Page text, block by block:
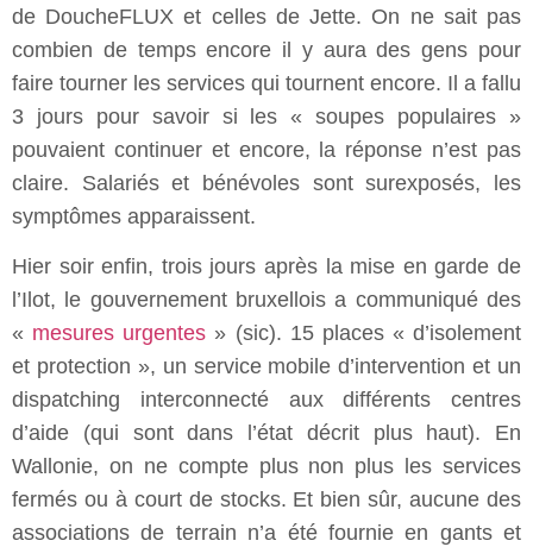
de DoucheFLUX et celles de Jette. On ne sait pas
combien de temps encore il y aura des gens pour
faire tourner les services qui tournent encore. Il a fallu
3 jours pour savoir si les « soupes populaires »
pouvaient continuer et encore, la réponse n’est pas
claire. Salariés et bénévoles sont surexposés, les
symptômes apparaissent.
Hier soir enfin, trois jours après la mise en garde de
l’Ilot, le gouvernement bruxellois a communiqué des
« mesures urgentes » (sic). 15 places « d’isolement
et protection », un service mobile d’intervention et un
dispatching interconnecté aux différents centres
d’aide (qui sont dans l’état décrit plus haut). En
Wallonie, on ne compte plus non plus les services
fermés ou à court de stocks. Et bien sûr, aucune des
associations de terrain n’a été fournie en gants et